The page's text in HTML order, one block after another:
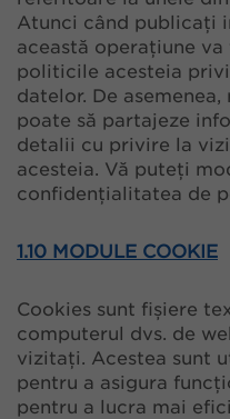
Atunci când publicați
această operațiune
politicile acesteia
datelor. De
poate să partajeze
detalii cu privire la
acesteia. Vă puteți
confidențialitatea de
1.10 MODULE COOKIE
Cookies sunt fișiere
computerul dvs. de
vizitați. Acestea sunt
pentru a asigura
pentru a lucra mai